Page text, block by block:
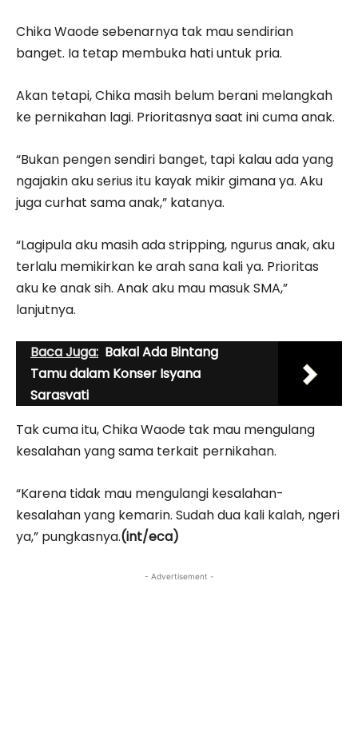
Chika Waode sebenarnya tak mau sendirian
banget. Ia tetap membuka hati untuk pria.
Akan tetapi, Chika masih belum berani melangkah
ke pernikahan lagi. Prioritasnya saat ini cuma anak.
“Bukan pengen sendiri banget, tapi kalau ada yang
ngajakin aku serius itu kayak mikir gimana ya. Aku
juga curhat sama anak,” katanya.
“Lagipula aku masih ada stripping, ngurus anak, aku
terlalu memikirkan ke arah sana kali ya. Prioritas
aku ke anak sih. Anak aku mau masuk SMA,”
lanjutnya.
Baca Juga: Bakal Ada Bintang
Tamu dalam Konser Isyana
Sarasvati
Tak cuma itu, Chika Waode tak mau mengulang
kesalahan yang sama terkait pernikahan.
“Karena tidak mau mengulangi kesalahan-
kesalahan yang kemarin. Sudah dua kali kalah, ngeri
ya,” pungkasnya.(int/eca)
- Advertisement -